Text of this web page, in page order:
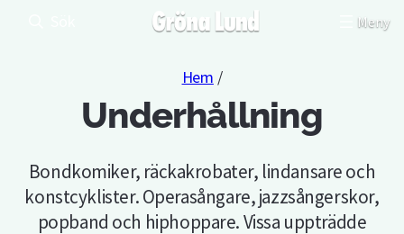
Hem /
Underhållning
Bondkomiker, räckakrobater, lindansare och
konstcyklister. Operasångare, jazzsångerskor,
popband och hiphoppare. Vissa uppträdde